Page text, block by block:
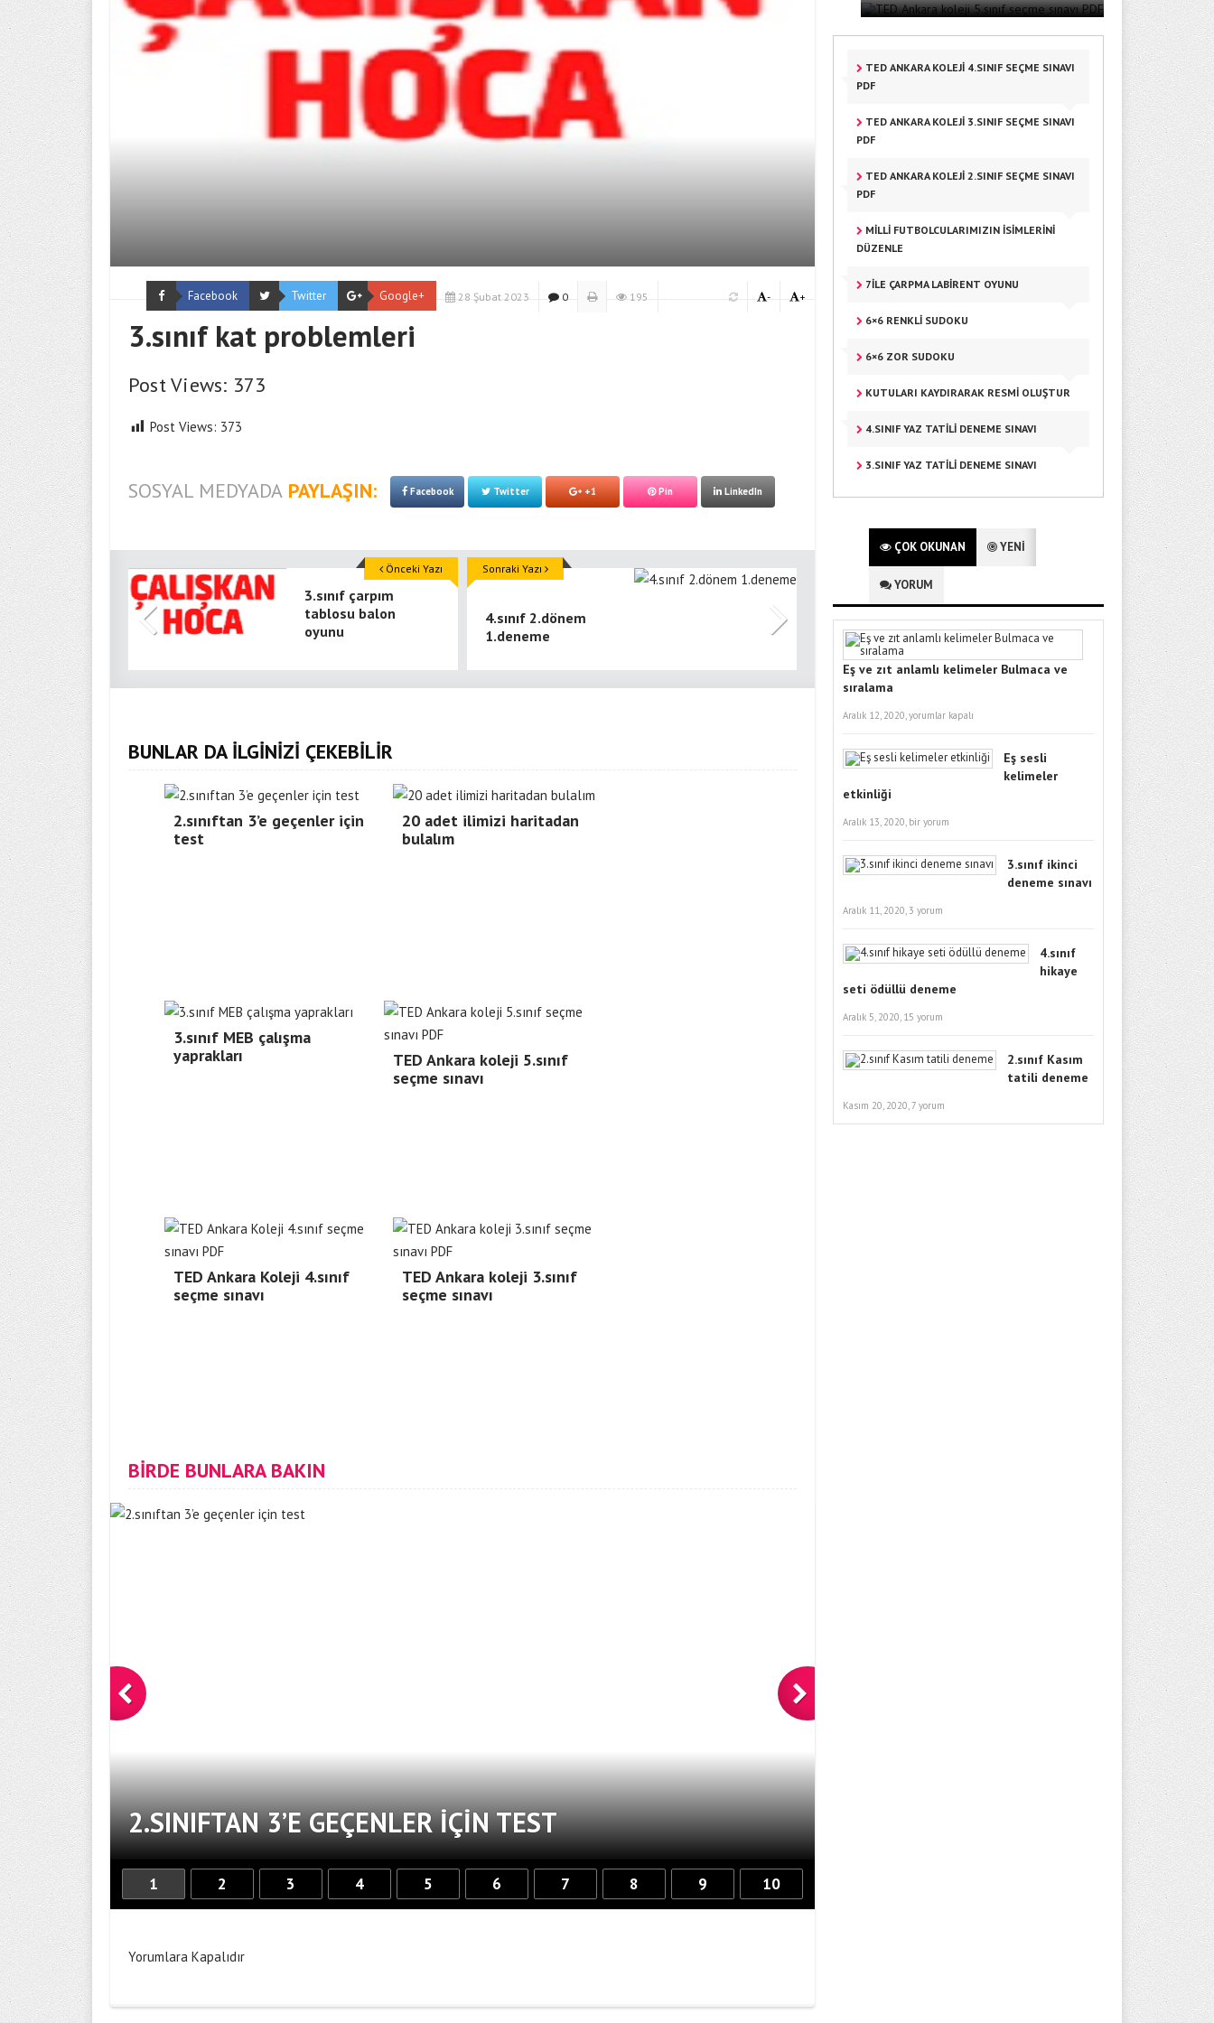
Facebook Twitter Google+ 28 Şubat 2023 0 195 +
-
3.sınıf kat problemleri
Post Views: 373
Post Views: 373
SOSYAL MEDYADA PAYLAŞIN: Facebook Twitter +1 Pin LinkedIn
3.sınıf çarpım
tablosu balon
oyunu
Önceki Yazı
4.sınıf 2.dönem
1.deneme
Sonraki Yazı
BUNLAR DA İLGİNİZİ ÇEKEBİLİR
2.sınıftan 3’e geçenler için
test
20 adet ilimizi haritadan
bulalım
3.sınıf MEB çalışma
yaprakları
TED Ankara koleji 5.sınıf
seçme sınavı
TED Ankara Koleji 4.sınıf
seçme sınavı
TED Ankara koleji 3.sınıf
seçme sınavı
BİRDE BUNLARA BAKIN
2.SINIFTAN 3’E GEÇENLER IÇIN TEST 20 ADET ILIMIZI HARITADAN
1 2 3 4 5 6 7 8 9 10
Yorumlara Kapalıdır
TED ANKARA KOLEJI 4.SINIF SEÇME SINAVI
PDF
TED ANKARA KOLEJI 3.SINIF SEÇME SINAVI
PDF
TED ANKARA KOLEJI 2.SINIF SEÇME SINAVI
PDF
MILLI FUTBOLCULARIMIZIN ISIMLERINI
DÜZENLE
7ILE ÇARPMA LABIRENT OYUNU
6×6 RENKLI SUDOKU
6×6 ZOR SUDOKU
KUTULARI KAYDIRARAK RESMI OLUŞTUR
4.SINIF YAZ TATİLİ DENEME SINAVI
3.SINIF YAZ TATILI DENEME SINAVI
ÇOK OKUNAN YENİ
YORUM
Eş ve zıt anlamlı kelimeler Bulmaca ve
sıralama
Aralık 12, 2020,yorumlar kapalı
Eş sesli
kelimeler
etkinliği
Aralık 13, 2020, bir yorum
3.sınıf ikinci
deneme sınavı
Aralık 11, 2020, 3 yorum
4.sınıf
hikaye
seti ödüllü deneme
Aralık 5, 2020, 15 yorum
2.sınıf Kasım
tatili deneme
Kasım 20, 2020,7 yorum